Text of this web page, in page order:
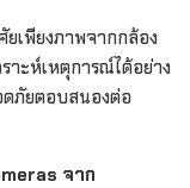
เพียงภาพจากกล้อง
าะห์เหตุการณ์ได้อย่าง
ดภัยตอบสนองต่อ
จาก